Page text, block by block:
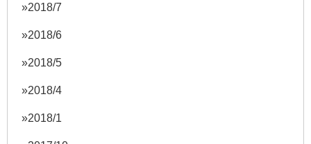
2018/7
2018/6
2018/5
2018/4
2018/1